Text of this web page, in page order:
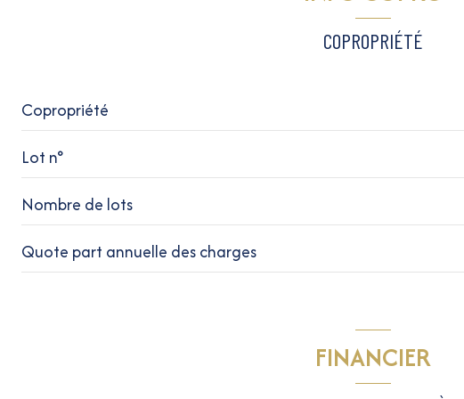
COPROPRIÉTÉ
Copropriété
Lot n°
Nombre de lots
Quote part annuelle des charges
FINANCIER